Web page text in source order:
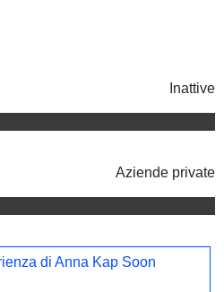
Inattive
Aziende private
di Anna Kap Soon